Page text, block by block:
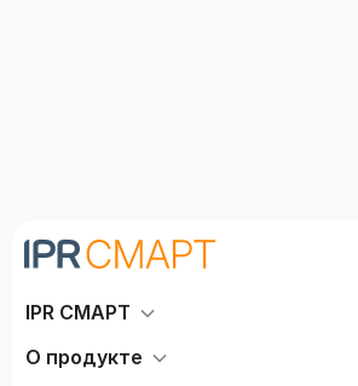
IPR СМАРТ
О продукте